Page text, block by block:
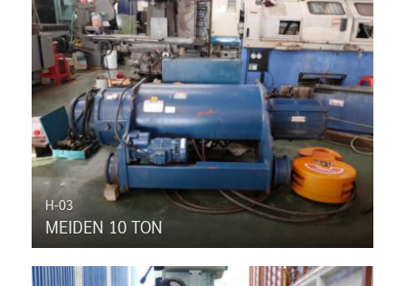
H-03
MEIDEN 10 TON